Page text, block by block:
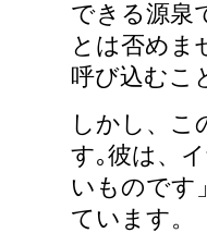
できる源泉
とは否めま
呼び込むこ
しかし、こ
す｡彼は、
いものです
ています。